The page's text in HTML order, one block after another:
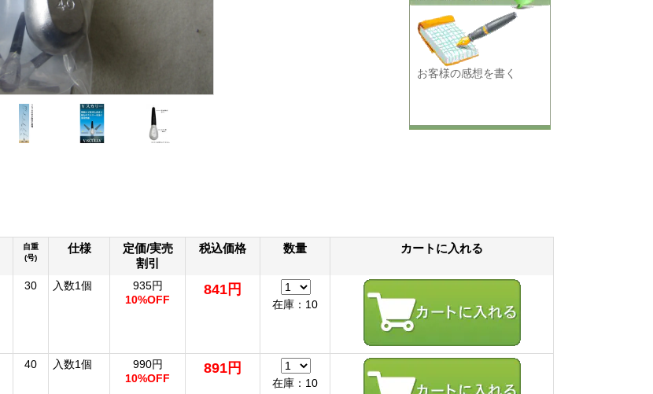
お客様の感想を書く
自重
(号)
仕様
定価/実売
割引
税込価格 数量 カートに入れる
30 入数1個
935円
10%OFF
841円
在庫：10
40 入数1個
990円
10%OFF
891円
在庫：10